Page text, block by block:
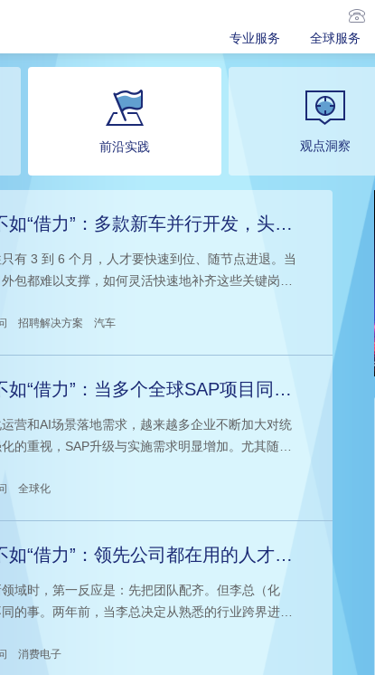
专业服务
全球服务
前沿实践 观点洞察
如“借力”：多款新车并行开发，头部
有 3 到 6 个月，人才要快速到位、随节点进退。当
包都难以支撑，如何灵活快速地补齐这些关键岗位
招聘解决方案 汽车
如“借力”：当多个全球SAP项目同时
营和AI场景落地需求，越来越多企业不断加大对统
的重视，SAP升级与实施需求明显增加。尤其随着
的复合型顾问极为稀缺。
全球化
如“借力”：领先公司都在用的人才新
域时，第一反应是：先把团队配齐。但李总（化
的事。两年前，当李总决定从熟悉的行业跨界进入
两个月里，用“1+N”的新型团队组织，实现了产品的
消费电子